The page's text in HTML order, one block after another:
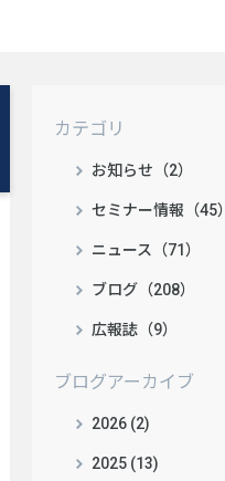
カテゴリ
お知らせ（2）
セミナー情報（45）
ニュース（71）
ブログ（208）
広報誌（9）
ブログアーカイブ
2026 (2)
2025 (13)